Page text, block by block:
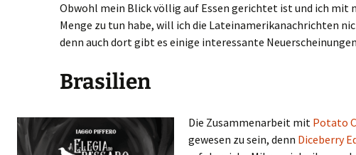
Verlagsliste Mexiko
Verlagsliste Peru
Obwohl mein Blick völlig auf Essen gerichtet ist und ich mit
Menge zu tun habe, will ich die Lateinamerikanachrichten
denn auch dort gibt es einige interessante
Brasilien
Die Zusammenarbeit mit Potato
gewesen zu sein, denn Diceberry